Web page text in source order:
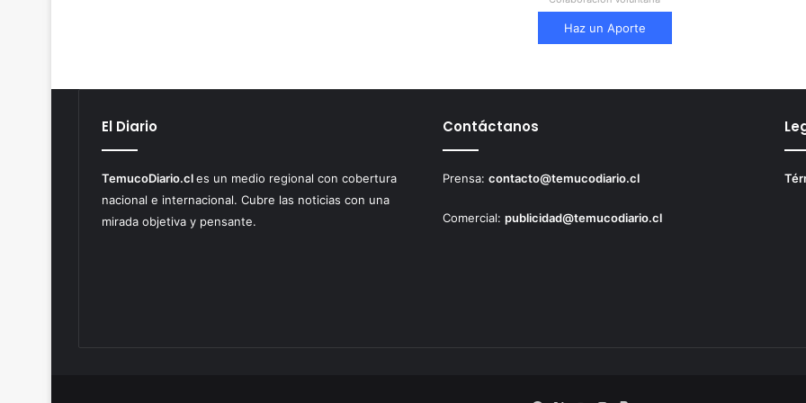
Haz un Aporte
El Diario
TemucoDiario.cles un medio regional con cobertura
nacional e internacional. Cubre las noticias con una
mirada objetiva y pensante.
Contáctanos
Prensa:contacto@temucodiario.cl
Comercial:publicidad@temucodiario.cl